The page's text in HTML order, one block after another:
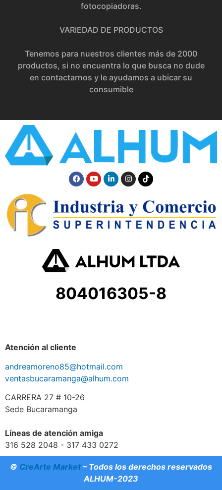
fotocopiadoras.
VARIEDAD DE PRODUCTOS
Tenemos para nuestros clientes más de 2000
productos, si no encuentra lo que busca no dude
en contactarnos y le ayudamos a ubicar su
consumible
804016305-8
Atención al cliente
andreamoreno85@hotmail.com
ventasbucaramanga@alhum.com
CARRERA 27 # 10-26
Sede Bucaramanga
Líneas de atención amiga
316 528 2048 - 317 433 0272
© CreArte Market – Todos los derechos reservados
ALHUM-2023